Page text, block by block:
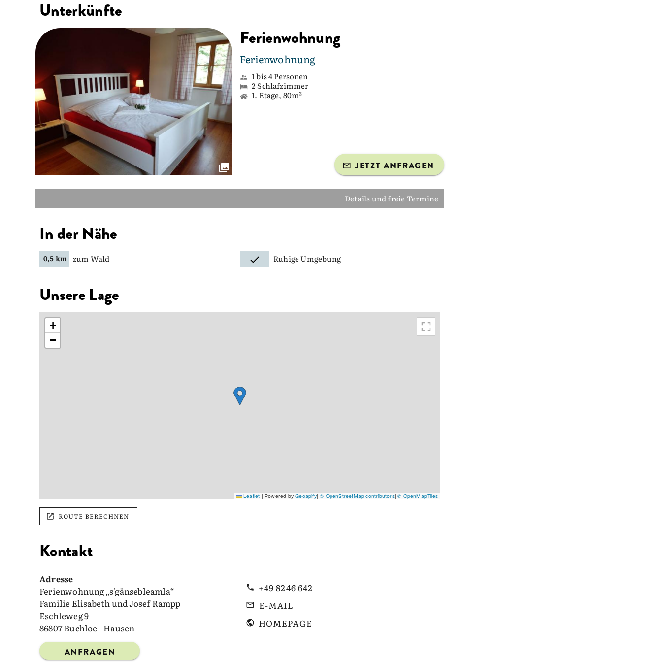
Unterkünfte
Ferienwohnung
Ferienwohnung
1 bis 4 Personen
2 Schlafzimmer
1. Etage, 80m²
JETZT ANFRAGEN
Details und freie Termine
In der Nähe
0,5 km zum Wald Ruhige Umgebung
Unsere Lage
+
−
Leaflet | Powered byGeoapify|© OpenStreetMap contributors|© OpenMapTiles
ROUTE BERECHNEN
Kontakt
Adresse
Ferienwohnung „s'gänsebleamla“
Familie Elisabeth und Josef Rampp
Eschleweg 9
86807 Buchloe - Hausen
ANFRAGEN
+49 8246 642
E-MAIL
HOMEPAGE